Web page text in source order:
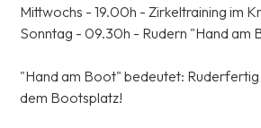
Mittwochs - 19.00h - Zirkeltraining im
Sonntag - 09.30h - Rudern "Hand am
"Hand am Boot" bedeutet:
dem Bootsplatz!